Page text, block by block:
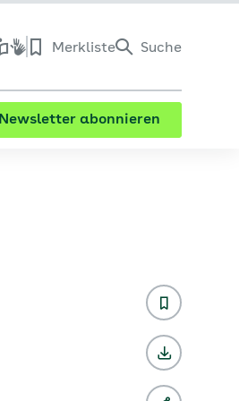
Merkliste Suche
Newsletter abonnieren